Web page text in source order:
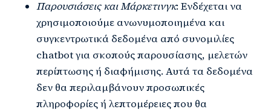
Παρουσιάσεις και Μάρκετινγκ: Ενδέχεται να
χρησιμοποιούμε ανωνυμοποιημένα και
συγκεντρωτικά δεδομένα από συνομιλίες
chatbot για σκοπούς παρουσίασης, μελετών
περίπτωσης ή διαφήμισης. Αυτά τα δεδομένα
δεν θα περιλαμβάνουν προσωπικές
πληροφορίες ή λεπτομέρειες που θα